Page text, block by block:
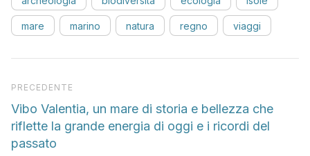
mare marino natura regno viaggi
Articolo precedente
PRECEDENTE
Vibo Valentia, un mare di storia e bellezza che
riflette la grande energia di oggi e i ricordi del
passato